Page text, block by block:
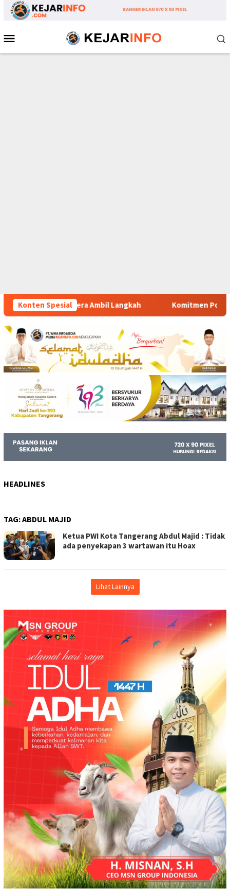
Loncat
Mobile
Konten SpesialKomitmen Polsek Tigaraksa Tindak Tegas
HEADLINES
TAG:ABDUL MAJID
Ketua PWI Kota Tangerang Abdul Majid : Tidak
ada penyekapan 3 wartawan itu Hoax
Lihat Lainnya